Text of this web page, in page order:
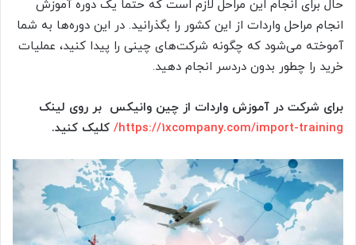
حال برای انجام این مراحل لازم است که حتما یک دوره آموزش
انجام مراحل واردات از این کشور را بگذرانید. در این دوره‌ها به شما
آموخته می‌شود که چگونه شرکت‌های چینی را پیدا کنید، عملیات
خرید را چطور بدون دردسر انجام دهید.
برای شرکت در آموزش واردات از چین وانیکس بر روی لینک
https://1xcompany.com/import-training/ کلیک کنید.